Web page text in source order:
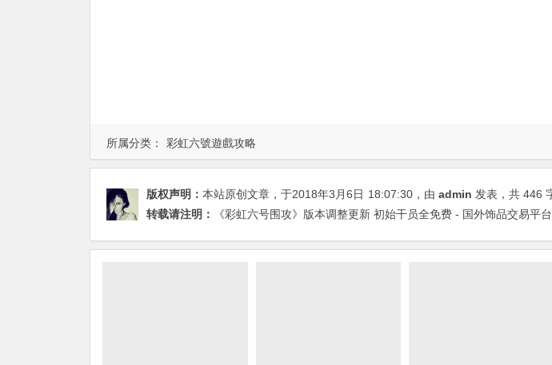
所属分类： 彩虹六號遊戲攻略
版权声明： 本站原创文章，于2018年3月6日 18:07:30 ，由 admin 发表，共 446
转载请注明：
《彩虹六号围攻》版本调整更新 初始干员全免费 - 国外饰品交易平台